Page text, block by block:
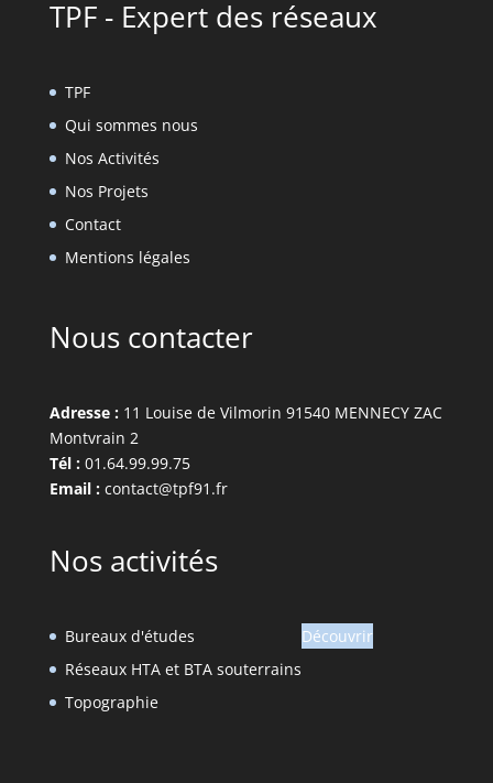
TPF - Expert des réseaux
TPF
Qui sommes nous
Nos Activités
Nos Projets
Contact
Mentions légales
Nous contacter
Adresse :11 Louise de Vilmorin 91540 MENNECY ZAC
Montvrain 2
Tél :01.64.99.99.75
Email : contact@tpf91.fr
Nos activités
Bureaux d'études
Réseaux HTA et BTA souterrains
Topographie
Découvrir